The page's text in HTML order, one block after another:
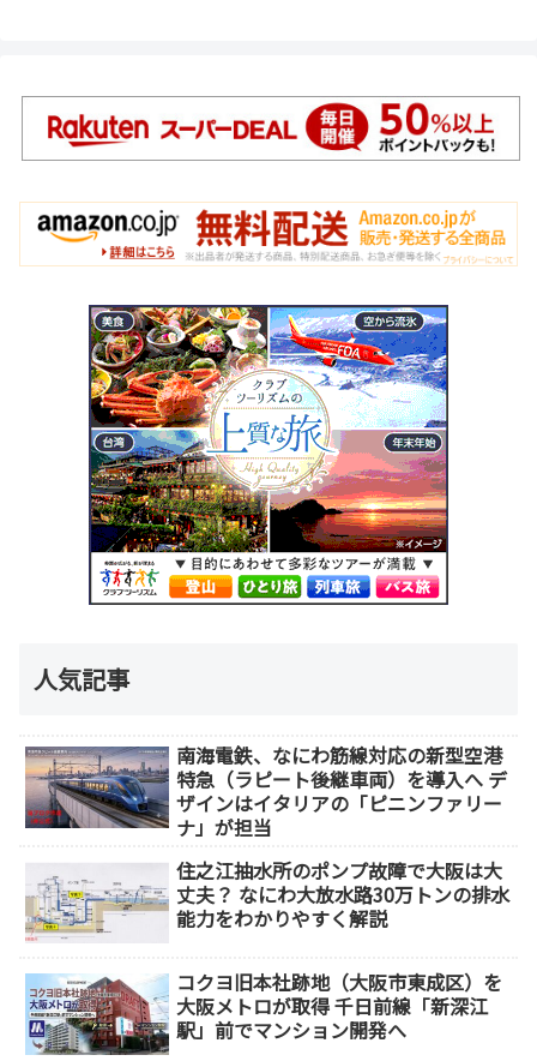
人気記事
南海電鉄、なにわ筋線対応の新型空港
特急（ラピート後継車両）を導入へ デ
ザインはイタリアの「ピニンファリー
ナ」が担当
住之江抽水所のポンプ故障で大阪は大
丈夫？ なにわ大放水路30万トンの排水
能力をわかりやすく解説
コクヨ旧本社跡地（大阪市東成区）を
大阪メトロが取得 千日前線「新深江
駅」前でマンション開発へ